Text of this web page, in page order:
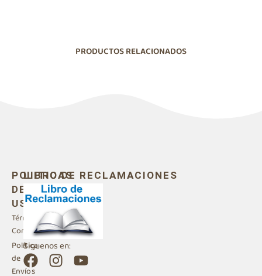
PRODUCTOS RELACIONADOS
POLITICAS
DE
USO
Términos y
Condiciones
Política
de
Envíos
LIBRO DE RECLAMACIONES
Siguenos en:
F I Y